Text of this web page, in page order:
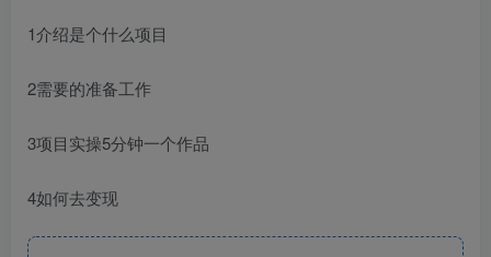
1介绍是个什么项目
2需要的准备工作
3项目实操5分钟一个作品
4如何去变现